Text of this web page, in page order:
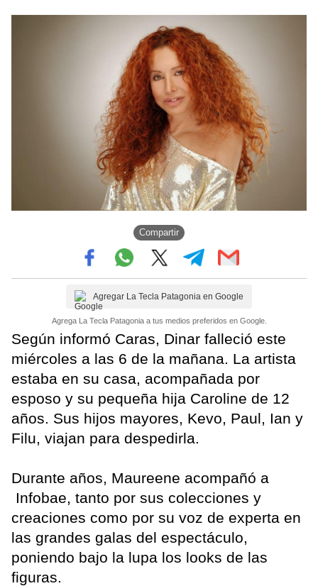
Compartir
Agregar La Tecla Patagonia en Google
Agrega La Tecla Patagonia a tus medios preferidos en Google.
Según informó Caras, Dinar falleció este
miércoles a las 6 de la mañana. La artista
estaba en su casa, acompañada por
esposo y su pequeña hija Caroline de 12
años. Sus hijos mayores, Kevo, Paul, Ian y
Filu, viajan para despedirla.
Durante años, Maureene acompañó a
Infobae, tanto por sus colecciones y
creaciones como por su voz de experta en
las grandes galas del espectáculo,
poniendo bajo la lupa los looks de las
figuras.